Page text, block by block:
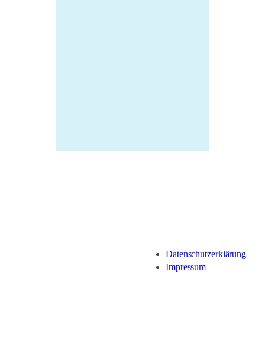
Datenschutzerklärung
Impressum